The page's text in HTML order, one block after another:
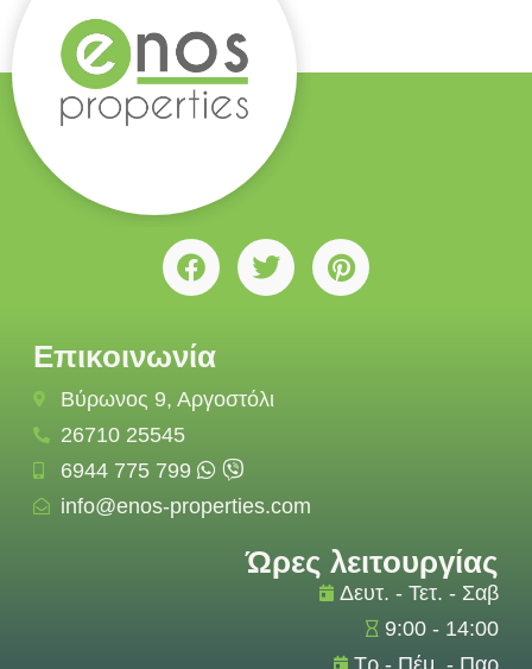
Επικοινωνία
Βύρωνος 9, Αργοστόλι
26710 25545
6944 775 799
info@enos-properties.com
Ώρες λειτουργίας
Δευτ. - Τετ. - Σαβ
9:00 - 14:00
Τρ - Πέμ. - Παρ